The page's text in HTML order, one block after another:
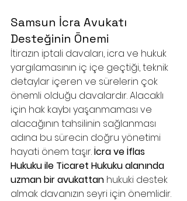
Samsun İcra Avukatı
Desteğinin Önemi
İtirazın iptali davaları, icra ve hukuk
yargılamasının iç içe geçtiği, teknik
detaylar içeren ve sürelerin çok
önemli olduğu davalardır. Alacaklı
için hak kaybı yaşanmaması ve
alacağının tahsilinin sağlanması
adına bu sürecin doğru yönetimi
hayati önem taşır. İcra ve İflas
Hukuku ile Ticaret Hukuku alanında
uzman bir avukattan hukuki destek
almak davanızın seyri için önemlidir.